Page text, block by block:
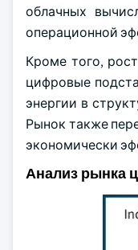
облачных
операционной
Кроме того,
цифровые
энергии в
Рынок также
экономически
Анализ рынка